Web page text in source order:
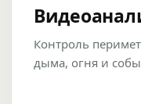
Контроль
дыма, огня и